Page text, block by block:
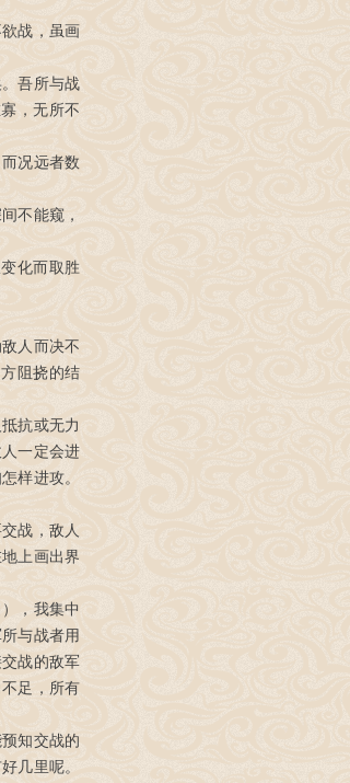
战，虽画
吾所与战
，无所不
况远者数
不能窥，
化而取胜
人而决不
阻挠的结
抗或无力
一定会进
样进攻。
战，敌人
上画出界
，我集中
与战者用
战的敌军
足，所有
知交战的
几里呢。